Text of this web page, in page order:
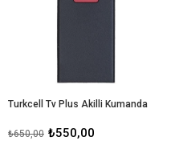
Turkcell Tv Plus Akilli Kumanda
₺550,00
₺650,00